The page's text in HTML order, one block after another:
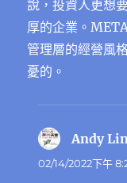
說，投資人更想
厚的企業。
管理層的經營風
憂的。
Andy
02/14/2022下午